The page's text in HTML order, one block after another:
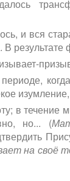
и вся
В
в течение
но... (
на своё